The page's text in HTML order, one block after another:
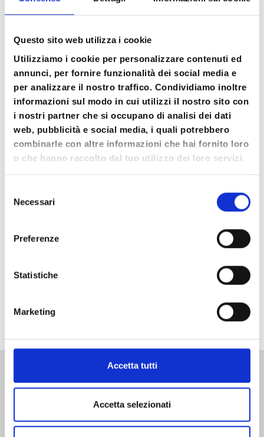
Questo sito web utilizza i cookie
Utilizziamo i cookie per personalizzare contenuti ed
annunci, per fornire funzionalità dei social media e
per analizzare il nostro traffico. Condividiamo inoltre
informazioni sul modo in cui utilizzi il nostro sito con
i nostri partner che si occupano di analisi dei dati
web, pubblicità e social media, i quali potrebbero
combinarle con altre informazioni che hai fornito loro
o che hanno raccolto dal tuo utilizzo dei loro servizi.
delNecessari
Preferenze
Statistiche
Marketing
Accetta tutti
Accetta selezionati
autentico e genuino nel percorso di sviluppo
della tua personalità.
Per accedere a questo contenuto esclusivo
compila il form di seguito
Nome